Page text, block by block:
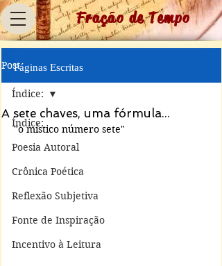
Fração de Tempo
Post
Índice:
Poesia Autoral
Crônica Poética
Reflexão Subjetiva
Fonte de Inspiração
Incentivo à Leitura
Índice:
A sete chaves, uma fórmula...
"o místico número sete"
Páginas Escritas